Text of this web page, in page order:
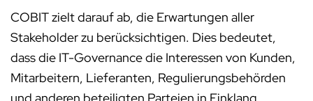
COBIT zielt darauf ab, die Erwartungen aller
Stakeholder zu berücksichtigen. Dies bedeutet,
dass die IT-Governance die Interessen von Kunden,
Mitarbeitern, Lieferanten, Regulierungsbehörden